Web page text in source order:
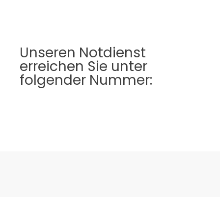
Unseren Notdienst
erreichen Sie unter
folgender Nummer: